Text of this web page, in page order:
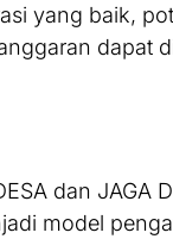
yang baik,
dapat
dan JAGA
model